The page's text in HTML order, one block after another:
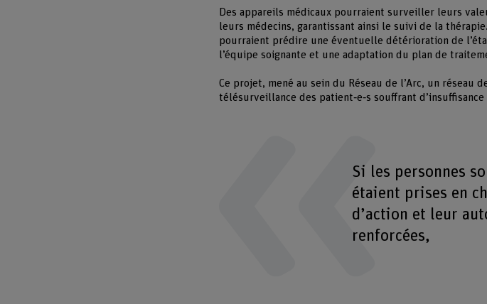
Des appareils médicaux pourraient surveiller leurs
leurs médecins, garantissant ainsi le suivi de la
pourraient prédire une éventuelle détérioration de
l’équipe soignante et une adaptation du plan de
Ce projet, mené au sein du Réseau de l’Arc, un réseau
télésurveillance des patient‑e‑s souffrant d’insuffisance
Si les personnes
étaient prises en
d’action et leur
renforcées,